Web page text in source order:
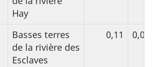
Hay
Basses terres
de la rivière des
Esclaves
0,11 0,05